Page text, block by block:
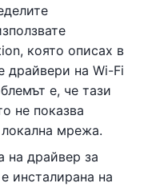
която описах в
драйвери на Wi-Fi
е, че тази
не показва
мрежа.
на драйвер за
инсталирана на